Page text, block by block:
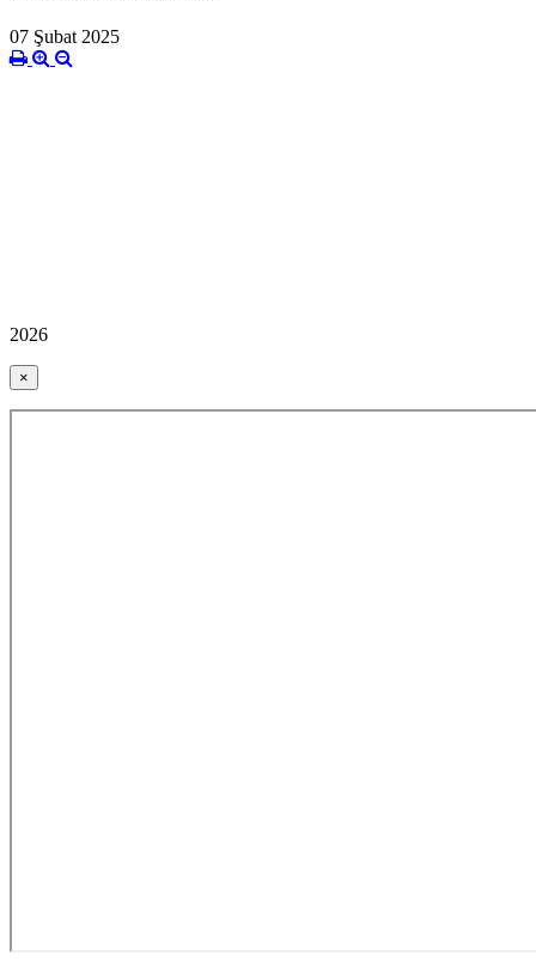
07 Şubat 2025
2026
×